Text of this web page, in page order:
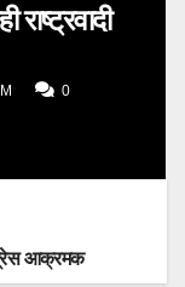
राष्ट्रवादी
0
आक्रमक